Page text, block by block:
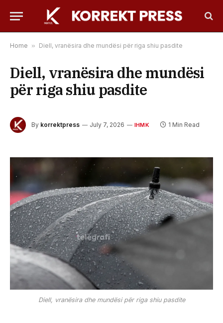
Home » Diell, vranësira dhe mundësi për riga shiu pasdite
Diell, vranësira dhe mundësi
për riga shiu pasdite
By korrektpress July 7, 2026 IHMK 1 Min Read
Diell, vranësira dhe mundësi për riga shiu pasdite